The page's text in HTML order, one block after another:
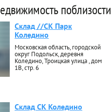
поблизости
Склад //СК Парк
Коледино
Московская область, городской
округ Подольск, деревня
Коледино, Троицкая улица , дом
1В, стр. 6
Склад СК Коледино